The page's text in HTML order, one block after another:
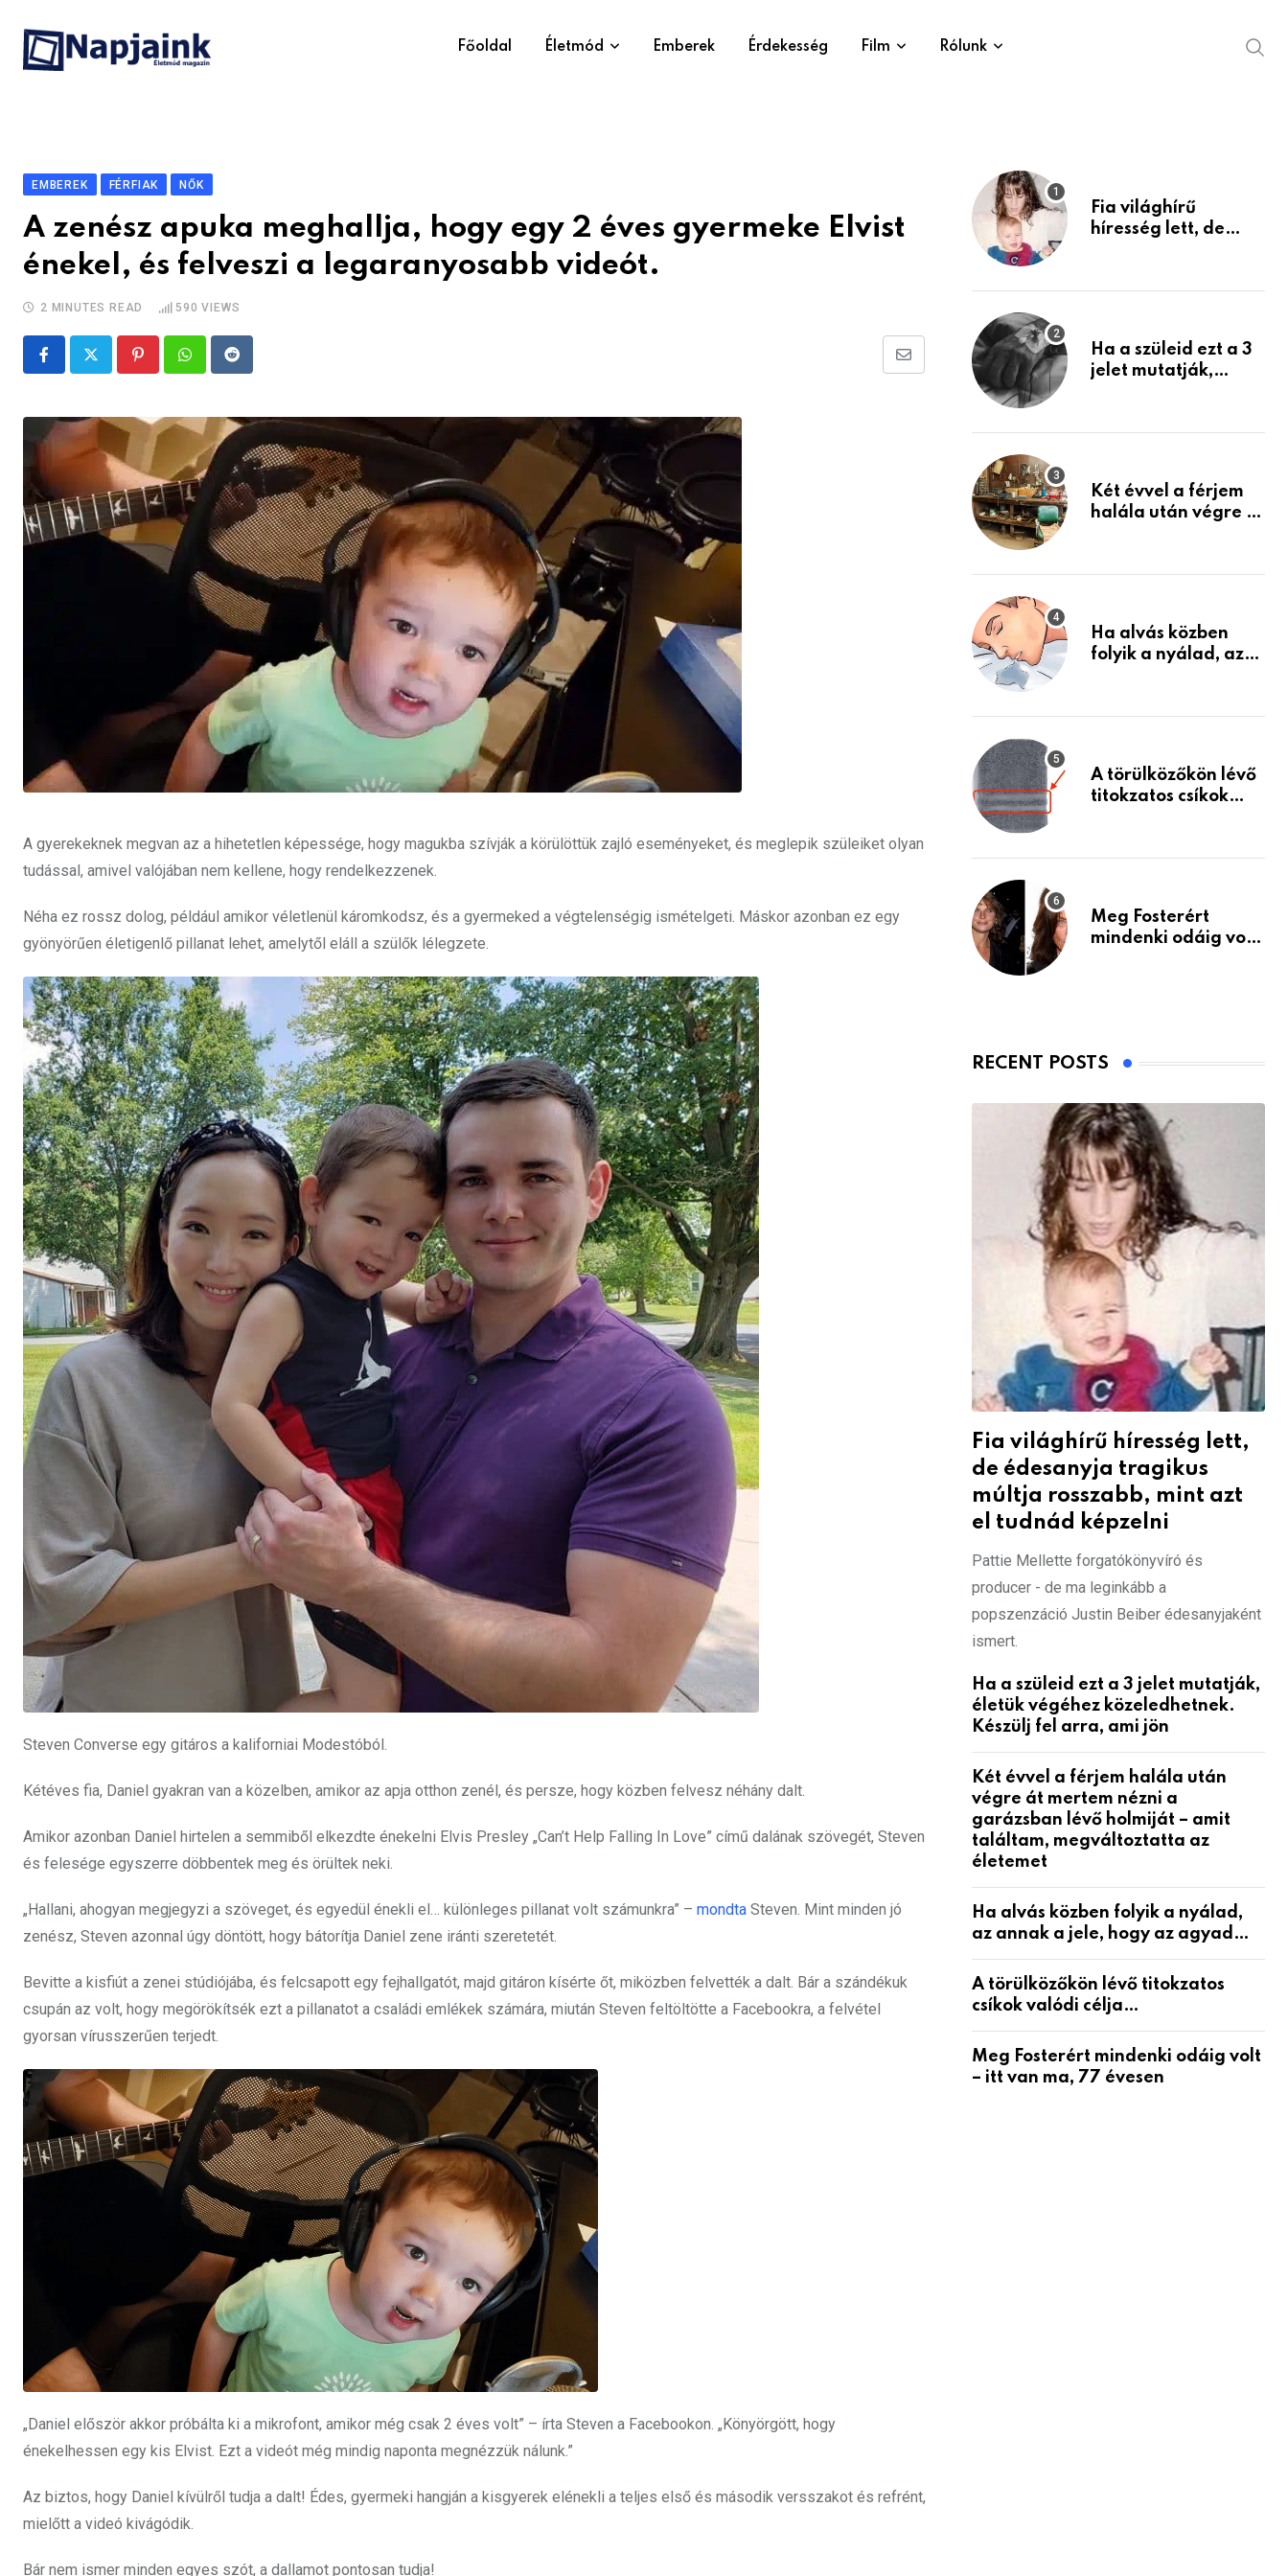
content
Főoldal Életmód Emberek Érdekesség Film Rólunk
EMBEREK FÉRFIAK NŐK
A zenész apuka meghallja, hogy egy 2 éves gyermeke Elvist
énekel, és felveszi a legaranyosabb videót.
2 MINUTES READ 590 VIEWS
PinterestWhatsappReddit
Share
A gyerekeknek megvan az a hihetetlen képessége, hogy magukba szívják a körülöttük zajló eseményeket, és meglepik szüleiket olyan
tudással, amivel valójában nem kellene, hogy rendelkezzenek.
Néha ez rossz dolog, például amikor véletlenül káromkodsz, és a gyermeked a végtelenségig ismételgeti. Máskor azonban ez egy
gyönyörűen életigenlő pillanat lehet, amelytől eláll a szülők lélegzete.
Steven Converse egy gitáros a kaliforniai Modestóból.
Kétéves fia, Daniel gyakran van a közelben, amikor az apja otthon zenél, és persze, hogy közben felvesz néhány dalt.
Amikor azonban Daniel hirtelen a semmiből elkezdte énekelni Elvis Presley „Can’t Help Falling In Love” című dalának szövegét, Steven
és felesége egyszerre döbbentek meg és örültek neki.
„Hallani, ahogyan megjegyzi a szöveget, és egyedül énekli el… különleges pillanat volt számunkra” – mondta Steven. Mint minden jó
zenész, Steven azonnal úgy döntött, hogy bátorítja Daniel zene iránti szeretetét.
Bevitte a kisfiút a zenei stúdiójába, és felcsapott egy fejhallgatót, majd gitáron kísérte őt, miközben felvették a dalt. Bár a szándékuk
csupán az volt, hogy megörökítsék ezt a pillanatot a családi emlékek számára, miután Steven feltöltötte a Facebookra, a felvétel
gyorsan vírusszerűen terjedt.
„Daniel először akkor próbálta ki a mikrofont, amikor még csak 2 éves volt” – írta Steven a Facebookon. „Könyörgött, hogy
énekelhessen egy kis Elvist. Ezt a videót még mindig naponta megnézzük nálunk.”
Az biztos, hogy Daniel kívülről tudja a dalt! Édes, gyermeki hangján a kisgyerek elénekli a teljes első és második versszakot és refrént,
mielőtt a videó kivágódik.
Bár nem ismer minden egyes szót, a dallamot pontosan tudja!
Fia világhírű
híresség lett, de
mint azt el tudnád
Ha a szüleid ezt a 3
jelet mutatják,
Készülj fel arra, ami
Két évvel a férjem
halála után végre át
holmiját – amit
életemet
Ha alvás közben
folyik a nyálad, az
A törülközőkön lévő
titokzatos csíkok
Meg Fosterért
mindenki odáig volt
RECENT POSTS
Fia világhírű híresség lett,
de édesanyja tragikus
múltja rosszabb, mint azt
el tudnád képzelni
Pattie Mellette forgatókönyvíró és
producer - de ma leginkább a
popszenzáció Justin Beiber édesanyjaként
ismert.
Ha a szüleid ezt a 3 jelet mutatják,
életük végéhez közeledhetnek.
Készülj fel arra, ami jön
Két évvel a férjem halála után
végre át mertem nézni a
garázsban lévő holmiját – amit
találtam, megváltoztatta az
életemet
Ha alvás közben folyik a nyálad,
az annak a jele, hogy az agyad…
A törülközőkön lévő titokzatos
csíkok valódi célja…
Meg Fosterért mindenki odáig volt
– itt van ma, 77 évesen